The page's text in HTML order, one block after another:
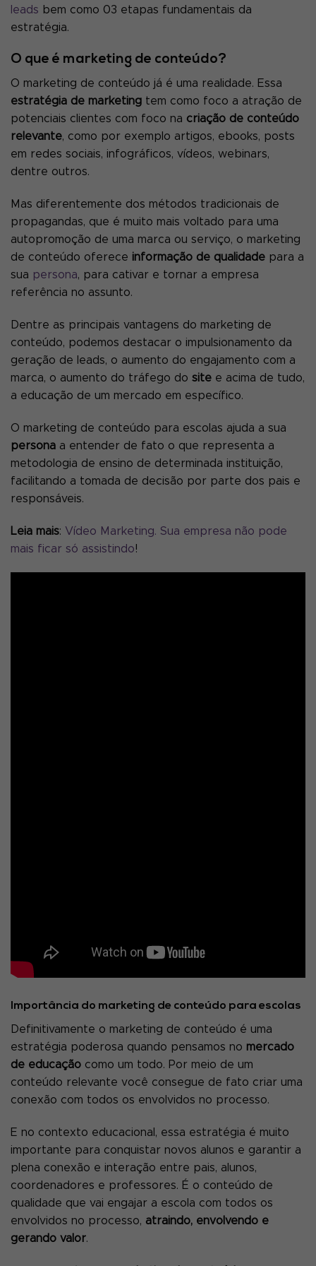
leads bem como 03 etapas fundamentais da
estratégia.
O que é marketing de conteúdo?
O marketing de conteúdo já é uma realidade. Essa
estratégia de marketing tem como foco a atração de
potenciais clientes com foco na criação de conteúdo
relevante, como por exemplo artigos, ebooks, posts
em redes sociais, infográficos, vídeos, webinars,
dentre outros.
Mas diferentemente dos métodos tradicionais de
propagandas, que é muito mais voltado para uma
autopromoção de uma marca ou serviço, o marketing
de conteúdo oferece informação de qualidade para a
sua persona, para cativar e tornar a empresa
referência no assunto.
Dentre as principais vantagens do marketing de
conteúdo, podemos destacar o impulsionamento da
geração de leads, o aumento do engajamento com a
marca, o aumento do tráfego do site e acima de tudo,
a educação de um mercado em específico.
O marketing de conteúdo para escolas ajuda a sua
persona a entender de fato o que representa a
metodologia de ensino de determinada instituição,
facilitando a tomada de decisão por parte dos pais e
responsáveis.
Leia mais: Vídeo Marketing. Sua empresa não pode
mais ficar só assistindo!
Importância do marketing de conteúdo para escolas
Definitivamente o marketing de conteúdo é uma
estratégia poderosa quando pensamos no mercado
de educação como um todo. Por meio de um
conteúdo relevante você consegue de fato criar uma
conexão com todos os envolvidos no processo.
E no contexto educacional, essa estratégia é muito
importante para conquistar novos alunos e garantir a
plena conexão e interação entre pais, alunos,
coordenadores e professores. É o conteúdo de
qualidade que vai engajar a escola com todos os
envolvidos no processo, atraindo, envolvendo e
gerando valor.